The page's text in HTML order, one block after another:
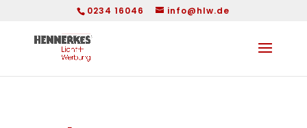
0234 16046 info@hlw.de